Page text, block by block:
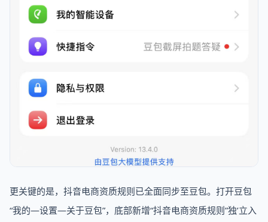
更关键的是，抖音电商资质规则已全面同步至豆包。打开豆包
“我的—设置—关于豆包”，底部新增“抖音电商资质规则”独’立入